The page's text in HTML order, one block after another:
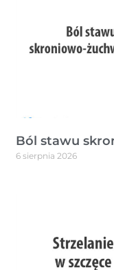
Ból stawu
6 sierpnia 2026